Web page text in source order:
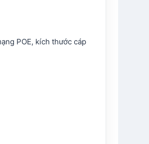
POE, kích thước cáp